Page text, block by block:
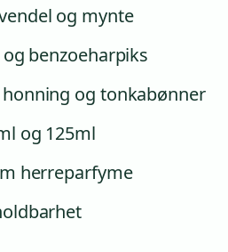
og mynte
benzoeharpiks
honning og tonkabønner
og 125ml
herreparfyme